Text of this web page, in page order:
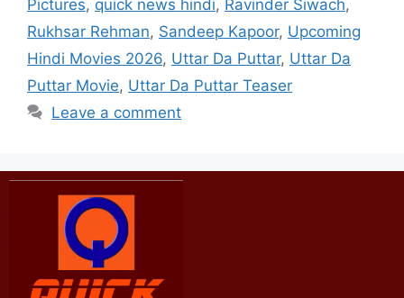
Pictures, quick news hindi, Ravinder Siwach,
Rukhsar Rehman, Sandeep Kapoor, Upcoming
Hindi Movies 2026, Uttar Da Puttar, Uttar Da
Puttar Movie, Uttar Da Puttar Teaser
Leave a comment